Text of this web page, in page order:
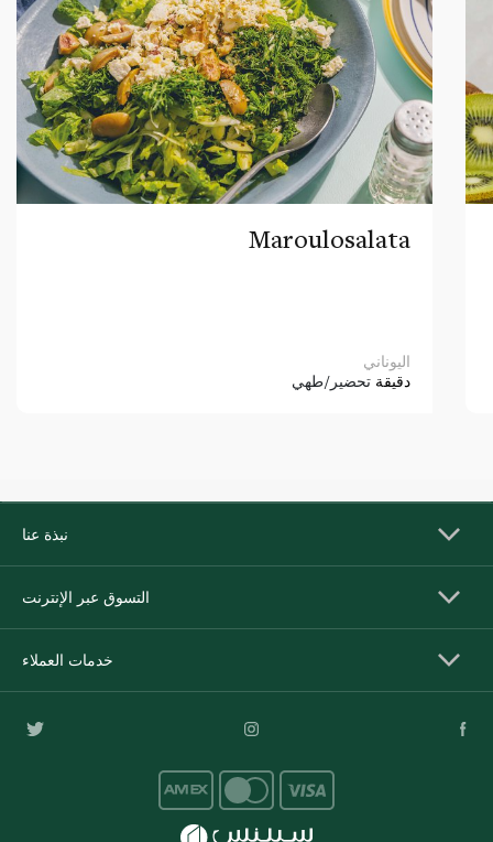
Maroulosalata
اليوناني
دقيقة تحضير/طهي
نبذة عنا
التسوق عبر الإنترنت
خدمات العملاء